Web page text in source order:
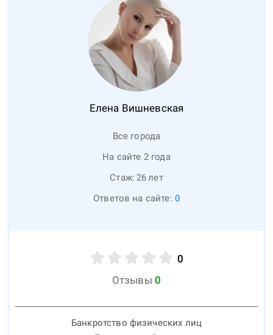
Елена Вишневская
Все города
На сайте 2 года
Стаж: 26лет
Ответов на сайте: 0
0
Отзывы 0
Банкротство физических лиц